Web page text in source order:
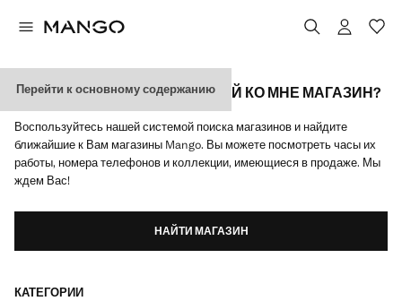
Перейти к основному содержанию
ГДЕ НАХОДИТСЯ БЛИЖАЙШИЙ КО МНЕ МАГАЗИН?
Воспользуйтесь нашей системой поиска магазинов и найдите
ближайшие к Вам магазины Mango. Вы можете посмотреть часы их
работы, номера телефонов и коллекции, имеющиеся в продаже. Мы
ждем Вас!
НАЙТИ МАГАЗИН
КАТЕГОРИИ